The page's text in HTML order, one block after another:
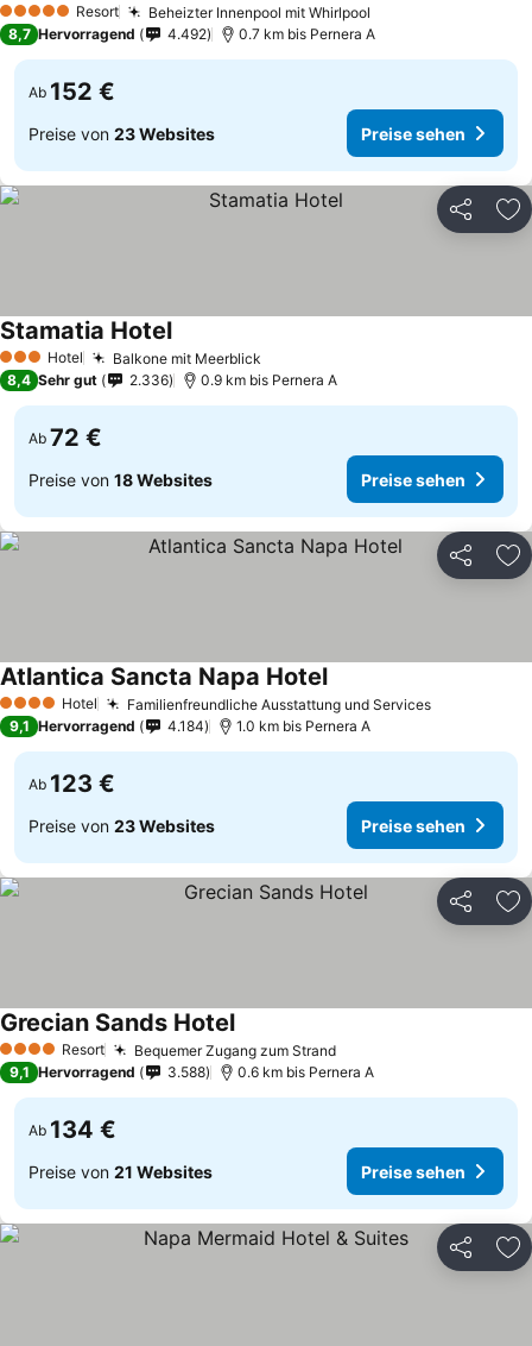
5 Sterne Resort Beheizter Innenpool mit Whirlpool
8,7 Hervorragend 4.492 0.7 km bis Pernera A
Ab 152 €
Preise von 23 Websites Preise sehen
Teilen
3 SterneHotel Balkone mit Meerblick
Stamatia Hotel
8,4 Sehr gut 2.336 0.9 km bis Pernera A
Ab 72 €
Preise von 18 Websites Preise sehen
Teilen
4 Sterne Hotel Familienfreundliche Ausstattung und Services
Atlantica Sancta Napa Hotel
9,1 Hervorragend 4.184 1.0 km bis Pernera A
Ab 123 €
Preise von 23 Websites Preise sehen
Teilen
4 Sterne Resort Bequemer Zugang zum Strand
Grecian Sands Hotel
9,1 Hervorragend 3.588 0.6 km bis Pernera A
Ab 134 €
Preise von 21 Websites Preise sehen
Teilen